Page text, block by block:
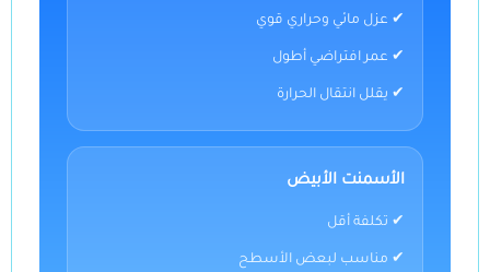
✔ عزل مائي وحراري قوي
✔ عمر افتراضي أطول
✔ يقلل انتقال الحرارة
الأسمنت الأبيض
✔ تكلفة أقل
✔ مناسب لبعض الأسطح